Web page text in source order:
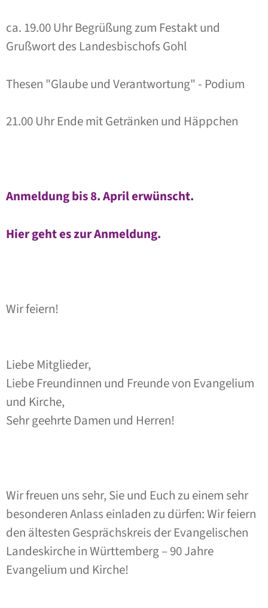
ca. 19.00 Uhr Begrüßung zum Festakt und
Grußwort des Landesbischofs Gohl
Thesen "Glaube und Verantwortung" - Podium
21.00 Uhr Ende mit Getränken und Häppchen
Anmeldung bis 8. April erwünscht.
Hier geht es zur Anmeldung.
Wir feiern!
Liebe Mitglieder,
Liebe Freundinnen und Freunde von Evangelium
und Kirche,
Sehr geehrte Damen und Herren!
Wir freuen uns sehr, Sie und Euch zu einem sehr
besonderen Anlass einladen zu dürfen: Wir feiern
den ältesten Gesprächskreis der Evangelischen
Landeskirche in Württemberg – 90 Jahre
Evangelium und Kirche!